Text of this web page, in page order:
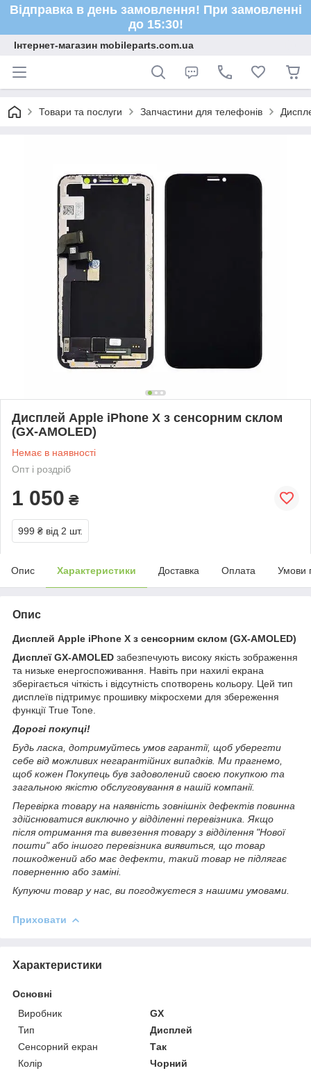
Відправка в день замовлення! При замовленні
до 15:30!
Інтернет-магазин mobileparts.com.ua
Товари та послуги Запчастини для телефонів
Дисплей Apple iPhone X з сенсорним склом
(GX-AMOLED)
Немає в наявності
Опт і роздріб
1 050 ₴
999 ₴ від 2 шт.
Опис Характеристики Доставка Оплата Умови
Опис
Дисплей Apple iPhone X з сенсорним склом (GX-AMOLED)
Дисплеї GX-AMOLED забезпечують високу якість зображення
та низьке енергоспоживання. Навіть при нахилі екрана
зберігається чіткість і відсутність спотворень кольору. Цей тип
дисплеїв підтримує прошивку мікросхеми для збереження
функції True Tone.
Дорогі покупці!
Будь ласка, дотримуйтесь умов гарантії, щоб уберегти
себе від можливих негарантійних випадків. Ми прагнемо,
щоб кожен Покупець був задоволений своєю покупкою та
загальною якістю обслуговування в нашій компанії.
Перевірка товару на наявність зовнішніх дефектів повинна
здійснюватися виключно у відділенні перевізника. Якщо
після отримання та вивезення товару з відділення "Нової
пошти" або іншого перевізника виявиться, що товар
пошкоджений або має дефекти, такий товар не підлягає
поверненню або заміні.
Купуючи товар у нас, ви погоджуєтеся з нашими умовами.
Приховати
Характеристики
Основні
Виробник
GX
Тип
Дисплей
Сенсорний екран
Так
Колір
Чорний